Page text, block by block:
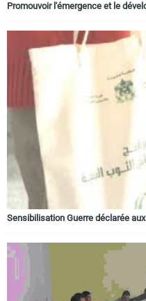
Promouvoir l'émergence et le
Sensibilisation Guerre déclarée